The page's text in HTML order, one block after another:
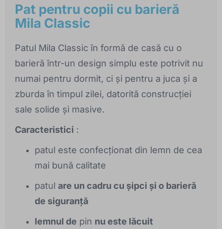
Pat pentru copii cu barieră
Mila Classic
Patul Mila Classic în formă de casă cu o
barieră într-un design simplu este potrivit nu
numai pentru dormit, ci și pentru a juca și a
zburda în timpul zilei, datorită construcției
sale solide și masive.
Caracteristici :
patul este confecționat din lemn de cea
mai bună calitate
patul are un cadru cu șipci și o barieră
de siguranță
lemnul de pin nu este lăcuit